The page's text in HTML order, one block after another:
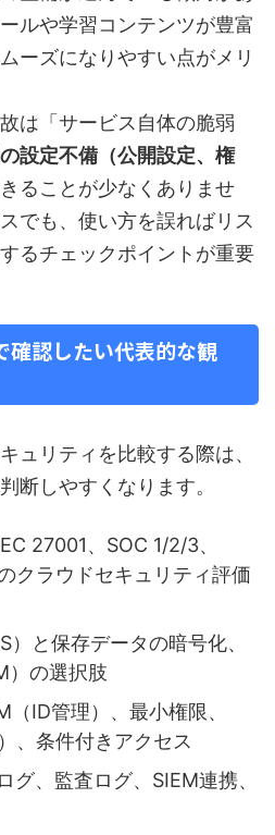
ルや学習コンテンツが豊富
ーズになりやすい点がメリ
は「サービス自体の脆弱
設定不備（公開設定、権
ることが少なくありませ
でも、使い方を誤ればリス
るチェックポイントが重要
確認したい代表的な観
ュリティを比較する際は、
断しやすくなります。
27001、SOC 1/2/3、
クラウドセキュリティ評価
）と保存データの暗号化、
）の選択肢
（ID管理）、最小権限、
、条件付きアクセス
グ、監査ログ、SIEM連携、